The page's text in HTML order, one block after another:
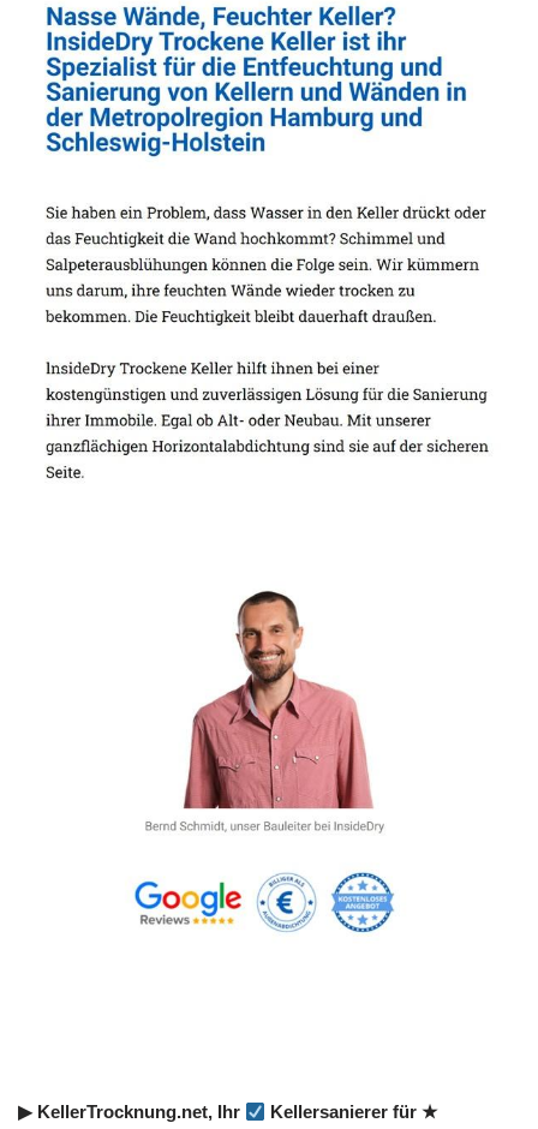
▶︎ KellerTrocknung.net, Ihr
Kellersanierer für ★